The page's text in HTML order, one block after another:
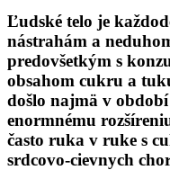
Ľudské telo je
nástrahám a
predovšetkým s
obsahom cukru a
došlo najmä v
enormnému
často ruka v ruke s
srdcovo-cievnych